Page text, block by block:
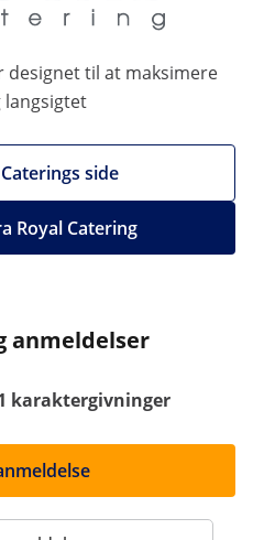
designet til at maksimere
langsigtet
side
Royal Catering
anmeldelser
karaktergivninger